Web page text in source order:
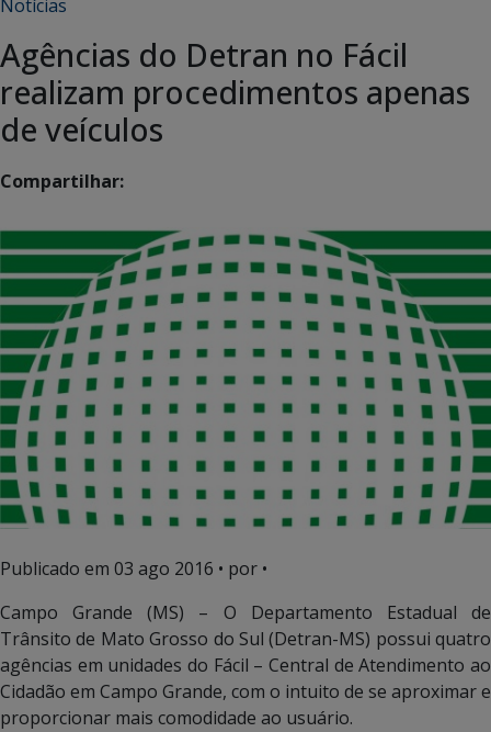
Notícias
Agências do Detran no Fácil
realizam procedimentos apenas
de veículos
Compartilhar:
Publicado em 03 ago 2016 • por •
Campo Grande (MS) – O Departamento Estadual de
Trânsito de Mato Grosso do Sul (Detran-MS) possui quatro
agências em unidades do Fácil – Central de Atendimento ao
Cidadão em Campo Grande, com o intuito de se aproximar e
proporcionar mais comodidade ao usuário.